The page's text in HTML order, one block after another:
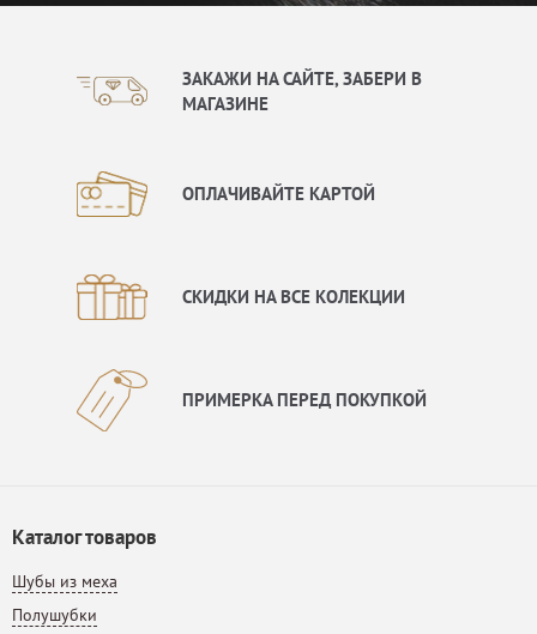
ЗАКАЖИ НА САЙТЕ, ЗАБЕРИ В
МАГАЗИНЕ
ОПЛАЧИВАЙТЕ КАРТОЙ
СКИДКИ НА ВСЕ КОЛЕКЦИИ
ПРИМЕРКА ПЕРЕД ПОКУПКОЙ
Каталог товаров
Шубы из меха
Полушубки